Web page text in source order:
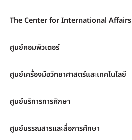
The Center for International Affairs
ศูนย์คอมพิวเตอร์
ศูนย์เครื่องมือวิทยาศาสตร์และเทคโนโลยี
ศูนย์บริการการศึกษา
ศูนย์บรรณสารและสื่อการศึกษา